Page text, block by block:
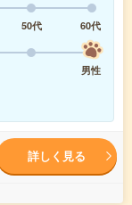
50代
60代
男性
詳しく見る